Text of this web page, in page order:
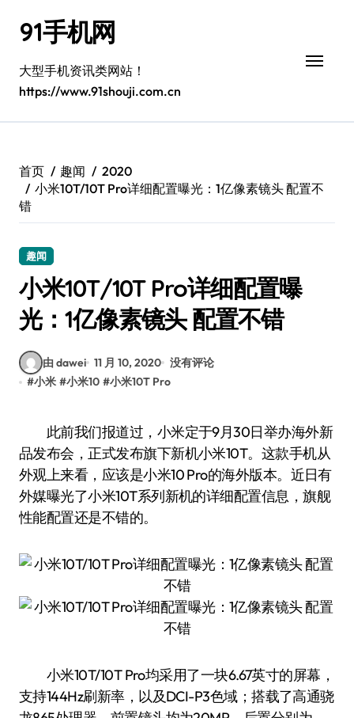
91手机网
大型手机资讯类网站！
https://www.91shouji.com.cn
首页 趣闻
2020
小米10T/10T Pro详细配置曝光：1亿像素镜头 配置不
错
趣闻
小米10T/10T Pro详细配置曝
光：1亿像素镜头 配置不错
由 dawei 11 月 10, 2020 没有评论
#小米 #小米10 #小米10T Pro
此前我们报道过，小米定于9月30日举办海外新
品发布会，正式发布旗下新机小米10T。这款手机从
外观上来看，应该是小米10 Pro的海外版本。近日有
外媒曝光了小米10T系列新机的详细配置信息，旗舰
性能配置还是不错的。
小米10T/10T Pro均采用了一块6.67英寸的屏幕，
支持144Hz刷新率，以及DCI-P3色域；搭载了高通骁